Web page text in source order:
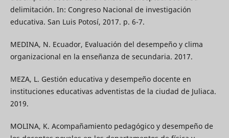
delimitación. In: Congreso Nacional de investigación
educativa. San Luis Potosí, 2017. p. 6-7.
MEDINA, N. Ecuador, Evaluación del desempeño y clima
organizacional en la enseñanza de secundaria. 2017.
MEZA, L. Gestión educativa y desempeño docente en
instituciones educativas adventistas de la ciudad de Juliaca.
2019.
MOLINA, K. Acompañamiento pedagógico y desempeño de